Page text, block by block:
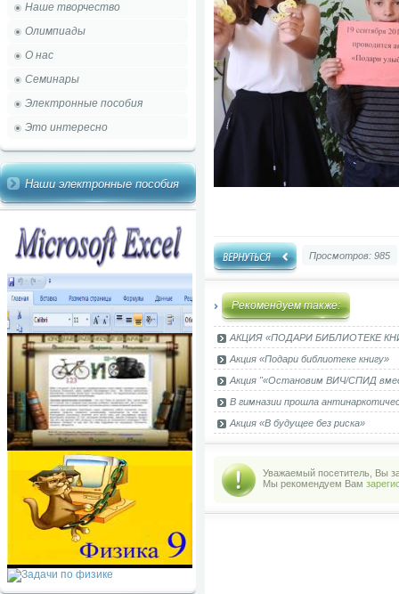
Наше творчество
Олимпиады
О нас
Семинары
Электронные пособия
Это интересно
Наши электронные пособия
Просмотров: 985
Рекомендуем также:
АКЦИЯ «ПОДАРИ БИБЛИОТЕКЕ
Акция «Подари библиотеке книгу»
Акция "«Остановим ВИЧ/СПИД
В гимназии прошла
Акция «В будущее без риска»
Уважаемый посетитель, Вы
Мы рекомендуем Вам